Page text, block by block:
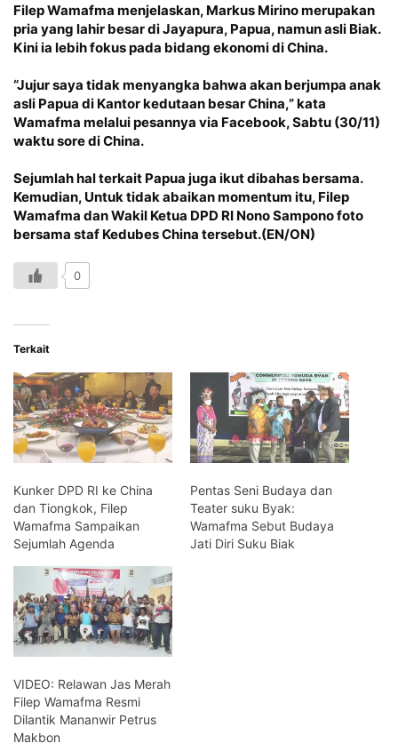
Filep Wamafma menjelaskan, Markus Mirino merupakan
pria yang lahir besar di Jayapura, Papua, namun asli Biak.
Kini ia lebih fokus pada bidang ekonomi di China.
“Jujur saya tidak menyangka bahwa akan berjumpa anak
asli Papua di Kantor kedutaan besar China,” kata
Wamafma melalui pesannya via Facebook, Sabtu (30/11)
waktu sore di China.
Sejumlah hal terkait Papua juga ikut dibahas bersama.
Kemudian, Untuk tidak abaikan momentum itu, Filep
Wamafma dan Wakil Ketua DPD RI Nono Sampono foto
bersama staf Kedubes China tersebut.(EN/ON)
0
Terkait
Kunker DPD RI ke China
dan Tiongkok, Filep
Wamafma Sampaikan
Sejumlah Agenda
Pentas Seni Budaya dan
Teater suku Byak:
Wamafma Sebut Budaya
Jati Diri Suku Biak
VIDEO: Relawan Jas Merah
Filep Wamafma Resmi
Dilantik Mananwir Petrus
Makbon